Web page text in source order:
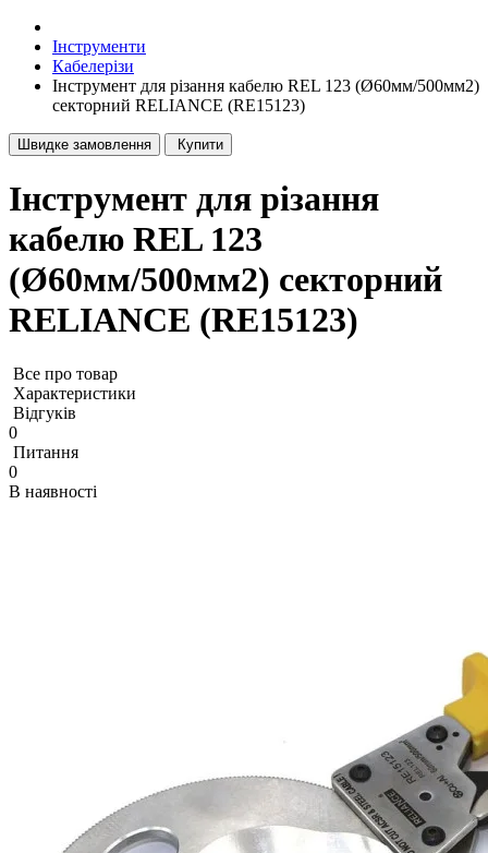
Інструменти
Кабелерізи
Інструмент для різання кабелю REL 123 (Ø60мм/500мм2)
секторний RELIANCE (RE15123)
Швидке замовлення Купити
Інструмент для різання
кабелю REL 123
(Ø60мм/500мм2) секторний
RELIANCE (RE15123)
Все про товар
Характеристики
Відгуків
0
Питання
0
В наявності